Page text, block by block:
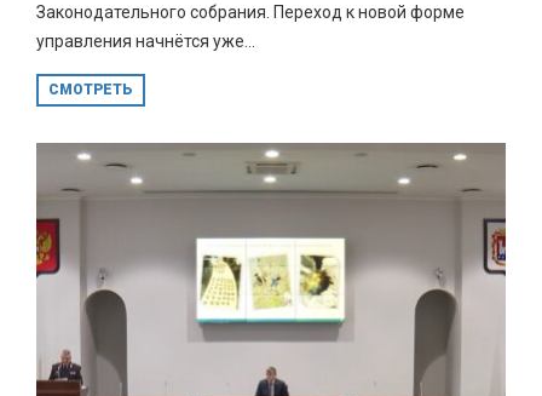
Законодательного собрания. Переход к новой форме
управления начнётся уже...
СМОТРЕТЬ